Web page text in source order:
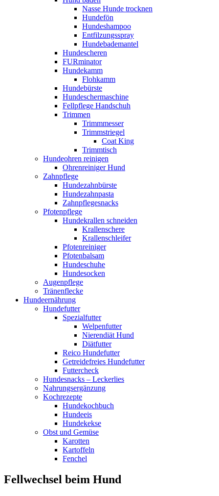
Nasse Hunde trocknen
Hundefön
Hundeshampoo
Entfilzungsspray
Hundebademantel
Hundescheren
FURminator
Hundekamm
Flohkamm
Hundebürste
Hundeschermaschine
Fellpflege Handschuh
Trimmen
Trimmmesser
Trimmstriegel
Coat King
Trimmtisch
Hundeohren reinigen
Ohrenreiniger Hund
Zahnpflege
Hundezahnbürste
Hundezahnpasta
Zahnpflegesnacks
Pfotenpflege
Hundekrallen schneiden
Krallenschere
Krallenschleifer
Pfotenreiniger
Pfotenbalsam
Hundeschuhe
Hundesocken
Augenpflege
Tränenflecke
Hundeernährung
Hundefutter
Spezialfutter
Welpenfutter
Nierendiät Hund
Diätfutter
Reico Hundefutter
Getreidefreies Hundefutter
Futtercheck
Hundesnacks – Leckerlies
Nahrungsergänzung
Kochrezepte
Hundekochbuch
Hundeeis
Hundekekse
Obst und Gemüse
Karotten
Kartoffeln
Fenchel
Fellwechsel beim Hund